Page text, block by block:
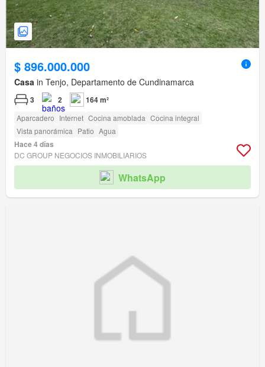
$ 896.000.000
Casa in Tenjo, Departamento de Cundinamarca
3 2 164 m²
Aparcadero Internet Cocina amoblada Cocina integral
Vista panorámica Patio Agua
Hace 4 días
DC GROUP NEGOCIOS INMOBILIARIOS
WhatsApp